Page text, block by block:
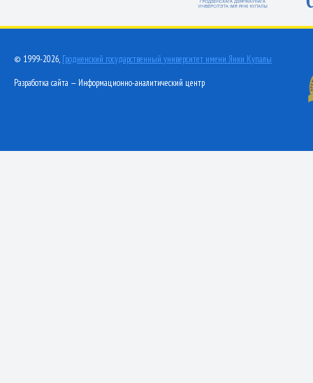
© 1999-2026, Гродненский государственный университет имени Янки Купалы
Разработка сайта — Информационно-аналитический центр